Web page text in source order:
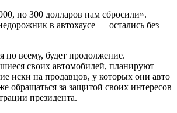
по всему, будет продолжение.
своих автомобилей, планируют
иски на продавцов, у которых они авто
обращаться за защитой своих интересов
президента.